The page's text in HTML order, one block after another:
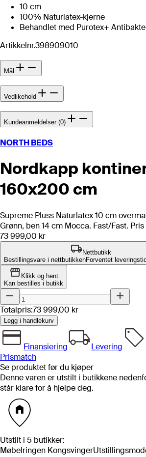
10 cm
100% Naturlatex-kjerne
Behandlet med Purotex+
Artikkelnr.398909010
Mål
Vedlikehold
Kundeanmeldelser (0)
NORTH BEDS
Nordkapp
160x200 cm
Supreme Pluss Naturlatex 10 cm
Grønn, ben 14 cm Mocca. Fast/Fast. Pris
73 999,00 kr
Nettbutikk
Bestillingsvare i nettbutikkenForventet
Klikk og hent
Kan bestilles i butikk
Totalpris:73 999,00 kr
Legg i handlekurv
Finansiering
Levering
Prismatch
Se produktet før du kjøper
Denne varen er utstilt i butikkene
står klare for å hjelpe deg.
Utstilt i 5 butikker:
Møbelringen Kongsvinger